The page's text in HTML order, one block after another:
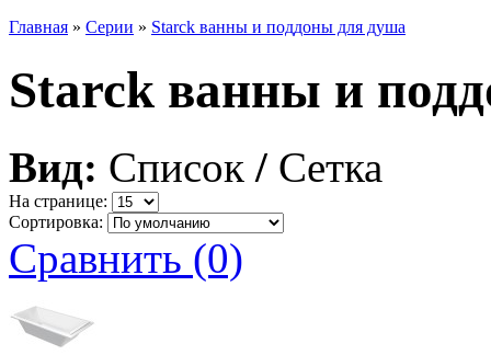
Главная » Серии » Starck ванны и поддоны для душа
Starck ванны и
Вид: Список / Сетка
На странице:
Сортировка:
Сравнить (0)